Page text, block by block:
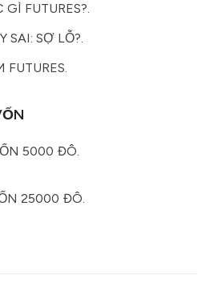
GÌ FUTURES?.
SAI: SỢ LỖ?.
FUTURES.
5000 ĐÔ.
25000 ĐÔ.